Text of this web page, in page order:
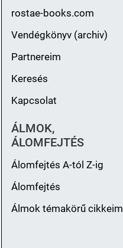
rostae-books.com
Vendégkönyv (archiv)
Partnereim
Keresés
Kapcsolat
ÁLMOK,
ÁLOMFEJTÉS
Álomfejtés A-tól Z-ig
Álomfejtés
Álmok témakörű cikkeim